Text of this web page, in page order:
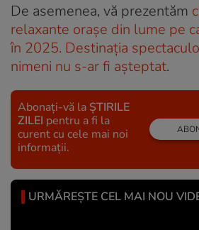
De asemenea, vă prezentăm
relaxante orașe din lume pe
în 2025. Destinația
nimeni nu s-ar fi așteptat.
Abonați-vă la ȘTIRILE
ZILEI pentru a fi la
curent cu cele mai noi
informații.
URMĂREȘTE CEL MAI NOU